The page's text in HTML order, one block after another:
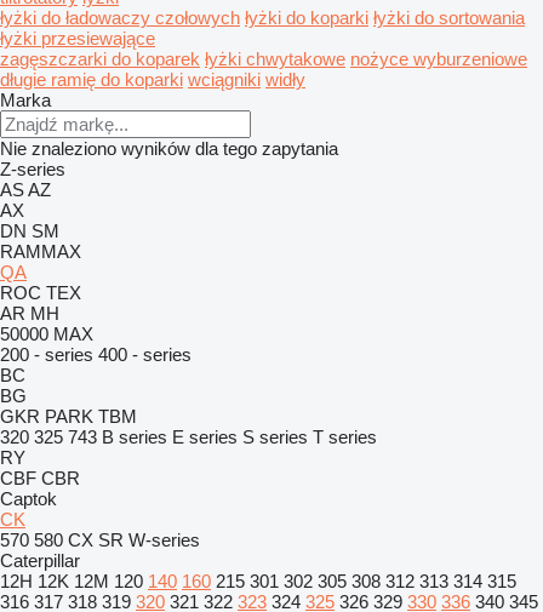
łyżki do ładowaczy czołowych łyżki do koparki łyżki do sortowania
łyżki przesiewające
zagęszczarki do koparek łyżki chwytakowe nożyce wyburzeniowe
długie ramię do koparki wciągniki widły
Marka
Nie znaleziono wyników dla tego zapytania
Z-series
ASAZ
AX
DN SM
RAMMAX
QA
ROC TEX
AR MH
50000 MAX
200 - series 400 - series
BC
BG
GKR PARK TBM
320 325 743 B series E series S series T series
RY
CBF CBR
Captok
CK
570 580 CX SR W-series
Caterpillar
12H 12K 12M 120 140 160 215 301 302 305 308 312 313 314 315
316 317 318 319 320 321 322 323 324 325 326 329 330 336 340 345